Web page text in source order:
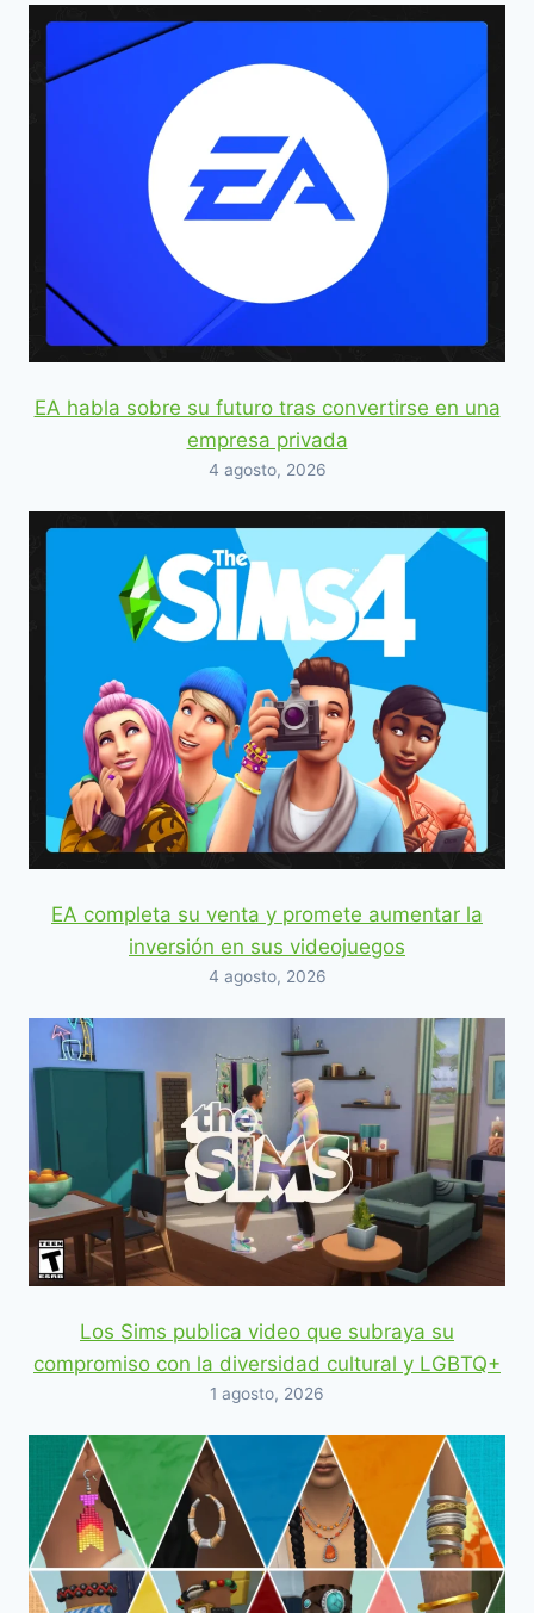
EA habla sobre su futuro tras convertirse en una
empresa privada
4 agosto, 2026
EA completa su venta y promete aumentar la
inversión en sus videojuegos
4 agosto, 2026
Los Sims publica video que subraya su
compromiso con la diversidad cultural y LGBTQ+
1 agosto, 2026